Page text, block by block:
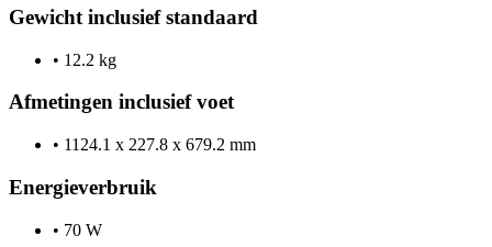
Gewicht inclusief standaard
• 12.2 kg
Afmetingen inclusief voet
• 1124.1 x 227.8 x 679.2 mm
Energieverbruik
• 70 W